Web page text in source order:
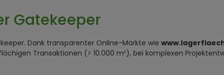
Gatekeeper
Dank transparenter Online-Märkte wie
Transaktionen (> 10.000 m²), bei komplexen